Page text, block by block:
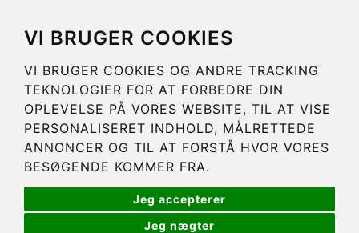
VI BRUGER COOKIES
VI BRUGER COOKIES OG ANDRE TRACKING
TEKNOLOGIER FOR AT FORBEDRE DIN
OPLEVELSE PÅ VORES WEBSITE, TIL AT VISE
PERSONALISERET INDHOLD, MÅLRETTEDE
ANNONCER OG TIL AT FORSTÅ HVOR VORES
BESØGENDE KOMMER FRA.
Jeg accepterer
Jeg nægter